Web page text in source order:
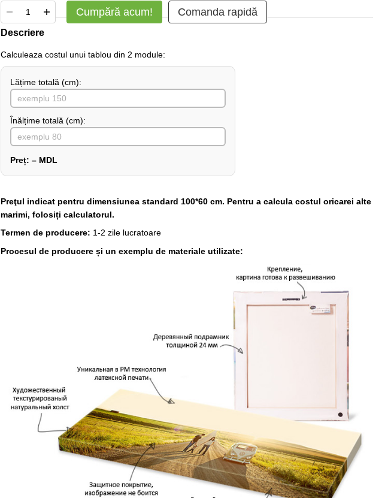
Cumpără acum! Comanda rapidă
Descriere
Сalculeaza costul unui tablou din 2 module:
Lățime totală (cm):
Înălțime totală (cm):
Preț: – MDL
Preţul indicat pentru dimensiunea standard 100*60 cm. Pentru a calcula costul oricarei alte
marimi, folosiți calculatorul.
Termen de producere: 1-2 zile lucratoare
Procesul de producere și un exemplu de materiale utilizate: